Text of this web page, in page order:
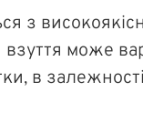
з
може
в